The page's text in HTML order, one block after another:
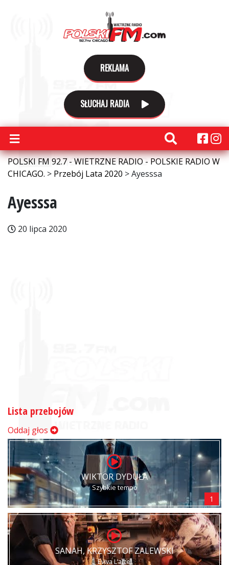
REKLAMA
SŁUCHAJ RADIA
POLSKI FM 92.7 - WIETRZNE RADIO - POLSKIE RADIO W
CHICAGO. > Przebój Lata 2020 >Ayesssa
Ayesssa
20 lipca 2020
Lista przebojów
Oddaj głos
WIKTOR DYDUŁA
Szybkie tempo
1
SANAH, KRZYSZTOF ZALEWSKI
Eviva L’arte!